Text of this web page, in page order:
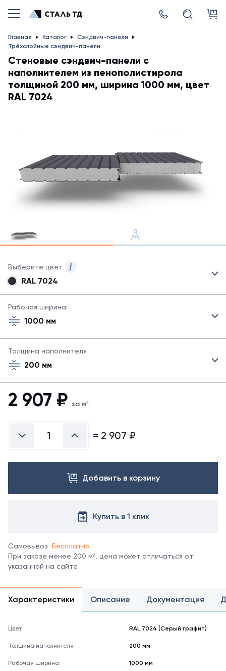
Главная Каталог
Сэндвич-панели
Трёхслойные сэндвич-панели
Стеновые сэндвич-панели с
наполнителем из пенополистирола
толщиной 200 мм, ширина 1000 мм, цвет
RAL 7024
Выберите цвет
сэндвич-
панелей
все
Для
заказа
другого
цвета
в
цветов
отображение
цвета
на
может
не
оттенку.
RAL 7024
Рабочая ширина:
1000 мм
Толщина наполнителя
200 мм
2 907 ₽ за м²
= 2 907 ₽
Добавить в корзину
Купить в 1 клик
Самовывоз Бесплатно
При заказе менее 200 м², цена может отличаться от
указанной на сайте
Характеристики Описание Документация
Цвет RAL 7024 (Серый графит)
Толщина наполнителя 200 мм
Рабочая ширина: 1000 мм